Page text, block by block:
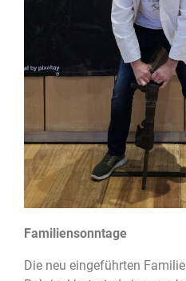
Familiensonntage
Die neu eingeführten